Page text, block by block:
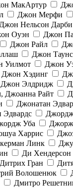
МакАртур
Джон Мерфи
Джон Нельсон Дарби
Оуэн Джон
Джон Райл
Джон
Уилмот Джон
Джон Хэдинг
Джон Элдридж
Джоанна Райт
Джонатан
Эдвардс
Уба
Харрис
Линк
Ди Хендерсон
Дитрих Гран
Волошенюк
Дмитро